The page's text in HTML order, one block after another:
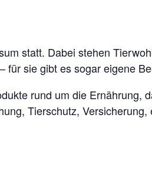
statt. Dabei stehen
für sie gibt es sogar eigene
rund um die Ernährung,
Tierschutz, Versicherung,